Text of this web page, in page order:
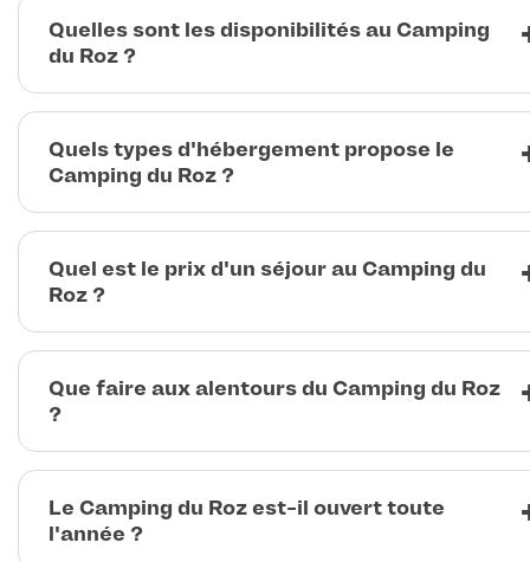
Quelles sont les disponibilités au Camping
du Roz ?
Quels types d'hébergement propose le
Camping du Roz ?
Quel est le prix d'un séjour au Camping du
Roz ?
Que faire aux alentours du Camping du Roz
?
Le Camping du Roz est-il ouvert toute
l'année ?